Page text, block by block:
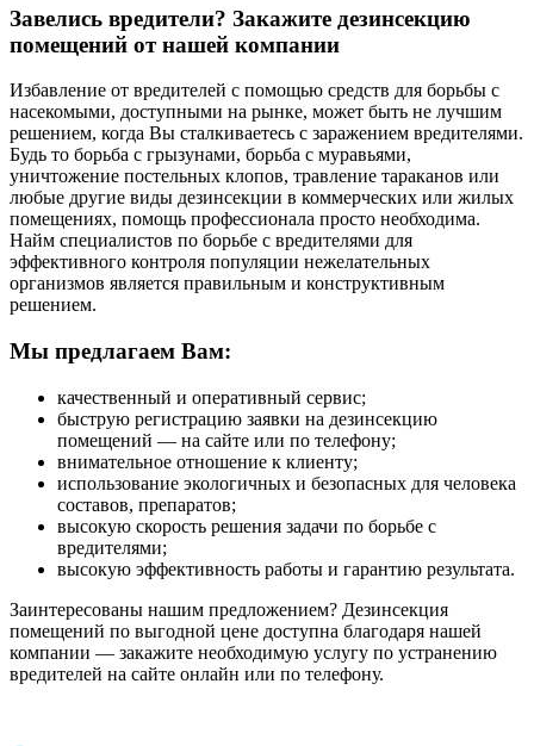
Завелись вредители? Закажите дезинсекцию
помещений от нашей компании
Избавление от вредителей с помощью средств для борьбы с
насекомыми, доступными на рынке, может быть не лучшим
решением, когда Вы сталкиваетесь с заражением вредителями.
Будь то борьба с грызунами, борьба с муравьями,
уничтожение постельных клопов, травление тараканов или
любые другие виды дезинсекции в коммерческих или жилых
помещениях, помощь профессионала просто необходима.
Найм специалистов по борьбе с вредителями для
эффективного контроля популяции нежелательных
организмов является правильным и конструктивным
решением.
Мы предлагаем Вам:
качественный и оперативный сервис;
быструю регистрацию заявки на дезинсекцию
помещений — на сайте или по телефону;
внимательное отношение к клиенту;
использование экологичных и безопасных для человека
составов, препаратов;
высокую скорость решения задачи по борьбе с
вредителями;
высокую эффективность работы и гарантию результата.
Заинтересованы нашим предложением? Дезинсекция
помещений по выгодной цене доступна благодаря нашей
компании — закажите необходимую услугу по устранению
вредителей на сайте онлайн или по телефону.